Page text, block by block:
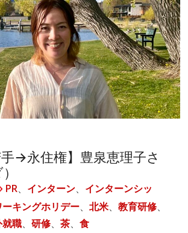
手→永住権】豊泉恵理子さ
PR、 インターン、 インターンシッ
ーキングホリデー、北米、教育研修、
就職、研修、茶、食